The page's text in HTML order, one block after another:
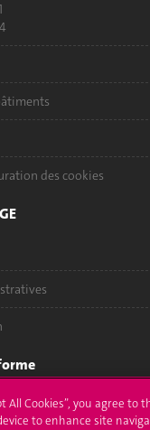
des cookies
All Cookies”, you agree to
to enhance site